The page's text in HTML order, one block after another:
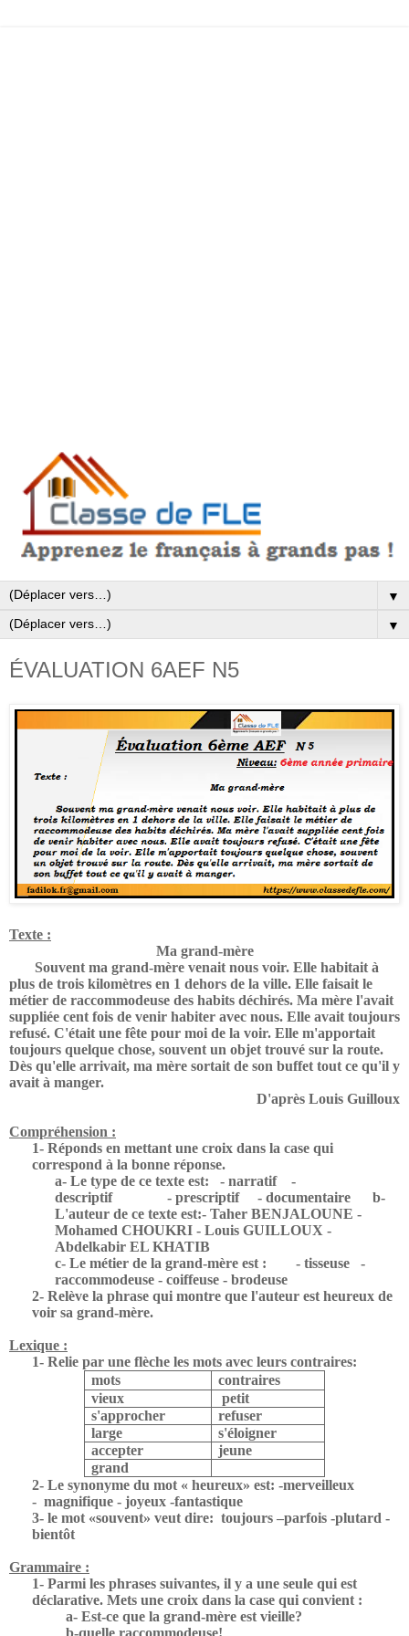
▼
▼
ÉVALUATION 6AEF N5
Texte :
Ma grand-mère
Souvent ma grand-mère venait nous voir. Elle habitait à
plus de trois kilomètres en 1 dehors de la ville. Elle faisait le
métier de raccommodeuse des habits déchirés. Ma mère l'avait
suppliée cent fois de venir habiter avec nous. Elle avait toujours
refusé. C'était une fête pour moi de la voir. Elle m'apportait
toujours quelque chose, souvent un objet trouvé sur la route.
Dès qu'elle arrivait, ma mère sortait de son buffet tout ce qu'il y
avait à manger.
D'après Louis Guilloux
Compréhension :
1- Réponds en mettant une croix dans la case qui
correspond à la bonne réponse.
a- Le type de ce texte est:
- narratif
-
descriptif
- prescriptif - documentaire
b-
L'auteur de ce texte est:- Taher BENJALOUNE -
Mohamed CHOUKRI - Louis GUILLOUX -
Abdelkabir EL KHATIB
c- Le métier de la grand-mère est :
- tisseuse
-
raccommodeuse - coiffeuse - brodeuse
2- Relève la phrase qui montre que l'auteur est heureux de
voir sa grand-mère.
Lexique :
1- Relie par une flèche les mots avec leurs contraires:
mots
contraires
vieux
petit
s'approcher
refuser
large
s'éloigner
accepter
jeune
grand
2- Le synonyme du mot « heureux» est: -merveilleux
- magnifique - joyeux -fantastique
3- le mot «souvent» veut dire: toujours –parfois -plutard -
bientôt
Grammaire :
1- Parmi les phrases suivantes, il y a une seule qui est
déclarative. Mets une croix dans la case qui convient :
a- Est-ce que la grand-mère est vieille?
b-quelle raccommodeuse!